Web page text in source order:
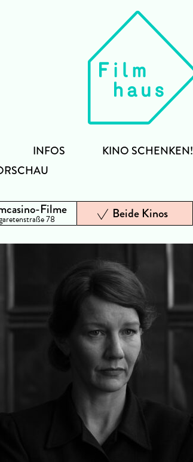
INFOS KINO SCHENKEN!
Filme
78 Beide Kinos